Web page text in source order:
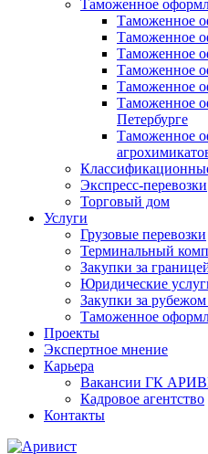
Таможенное
Таможенное
Таможенное
Таможенное
Таможенное
Таможенное
Таможенное
Петербурге
Таможенное
Экспресс-перевозки
Торговый дом
Услуги
Грузовые перевозки
Терминальный
Закупки за
Юридические
Закупки за
Таможенное
Проекты
Экспертное мнение
Карьера
Вакансии ГК
Кадровое агентство
Контакты